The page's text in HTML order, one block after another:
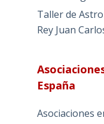
Taller de
Rey Juan
España
Asociaciones